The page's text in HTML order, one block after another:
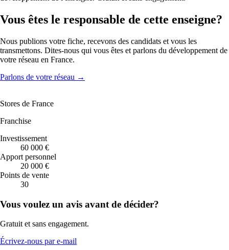
Vous êtes le responsable de cette enseigne?
Nous publions votre fiche, recevons des candidats et vous les
transmettons. Dites-nous qui vous êtes et parlons du développement de
votre réseau en France.
Parlons de votre réseau →
Stores de France
Franchise
Investissement
60 000 €
Apport personnel
20 000 €
Points de vente
30
Vous voulez un avis avant de décider?
Gratuit et sans engagement.
Écrivez-nous par e-mail